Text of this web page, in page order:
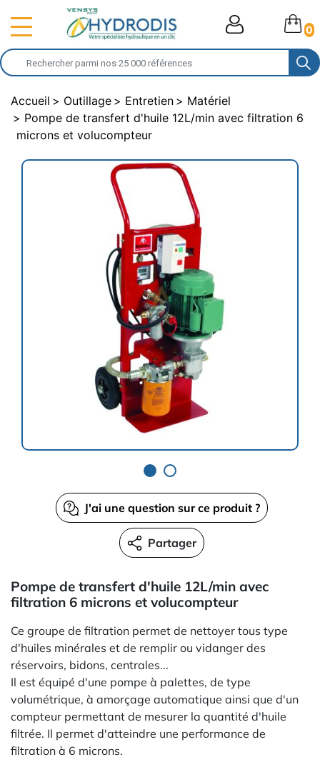
0
Accueil Outillage Entretien
Matériel
Pompe de transfert d'huile 12L/min avec filtration 6
microns et volucompteur
J'ai une question sur ce produit ?
Partager
Pompe de transfert d'huile 12L/min avec
filtration 6 microns et volucompteur
Ce groupe de filtration permet de nettoyer tous type
d'huiles minérales et de remplir ou vidanger des
réservoirs, bidons, centrales...
Il est équipé d'une pompe à palettes, de type
volumétrique, à amorçage automatique ainsi que d'un
compteur permettant de mesurer la quantité d'huile
filtrée. Il permet d'atteindre une performance de
filtration à 6 microns.